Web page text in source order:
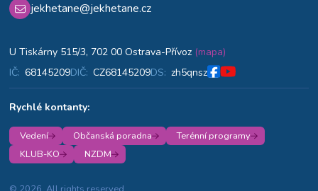
jekhetane@jekhetane.cz
U Tiskárny 515/3, 702 00 Ostrava-Přívoz (mapa)
IČ: 68145209DIČ: CZ68145209DS: zh5qnsz
Rychlé kontanty:
Vedení Občanská poradna
Terénní programy
KLUB-KO
NZDM